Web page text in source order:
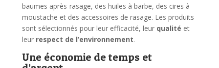
baumes après-rasage, des huiles à barbe, des cires à
moustache et des accessoires de rasage. Les produits
sont sélectionnés pour leur efficacité, leur qualité et
leur respect de l’environnement.
Une économie de temps et